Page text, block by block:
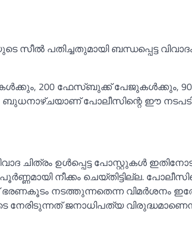
പതിച്ചതുമായി ബന്ധപ്പെട്ട
200 ഫേസ്ബുക്ക് പേജുകള്‍ക്കും, 90
ബുധനാഴ്ചയാണ് പോലീസിന്റെ ഈ
ചിത്രം ഉള്‍പ്പെട്ട പോസ്റ്റുകള്‍
നീക്കം ചെയ്തിട്ടില്ല.
നടത്തുന്നതെന്ന വിമർശനം
നേരിടുന്നത് ജനാധിപത്യ